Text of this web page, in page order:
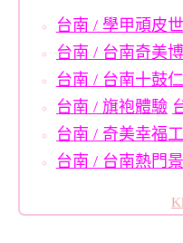
台南 / 學甲頑皮
台南 / 台南奇美
台南 / 台南十鼓
台南 / 旗袍體驗
台南 / 奇美幸福
台南 / 台南熱門